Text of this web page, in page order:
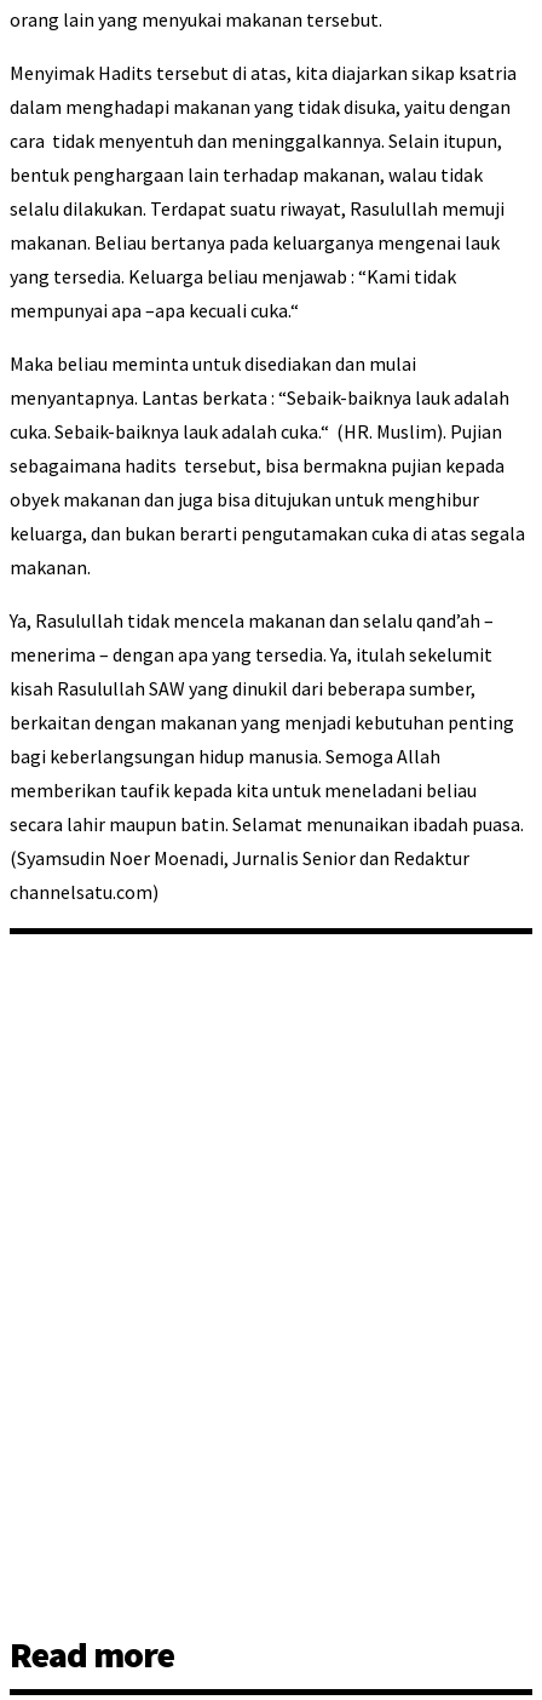
orang lain yang menyukai makanan tersebut.
Menyimak Hadits tersebut di atas, kita diajarkan sikap ksatria
dalam menghadapi makanan yang tidak disuka, yaitu dengan
cara tidak menyentuh dan meninggalkannya. Selain itupun,
bentuk penghargaan lain terhadap makanan, walau tidak
selalu dilakukan. Terdapat suatu riwayat, Rasulullah memuji
makanan. Beliau bertanya pada keluarganya mengenai lauk
yang tersedia. Keluarga beliau menjawab : “Kami tidak
mempunyai apa –apa kecuali cuka.“
Maka beliau meminta untuk disediakan dan mulai
menyantapnya. Lantas berkata : “Sebaik-baiknya lauk adalah
cuka. Sebaik-baiknya lauk adalah cuka.“ (HR. Muslim). Pujian
sebagaimana hadits tersebut, bisa bermakna pujian kepada
obyek makanan dan juga bisa ditujukan untuk menghibur
keluarga, dan bukan berarti pengutamakan cuka di atas segala
makanan.
Ya, Rasulullah tidak mencela makanan dan selalu qand’ah –
menerima – dengan apa yang tersedia. Ya, itulah sekelumit
kisah Rasulullah SAW yang dinukil dari beberapa sumber,
berkaitan dengan makanan yang menjadi kebutuhan penting
bagi keberlangsungan hidup manusia. Semoga Allah
memberikan taufik kepada kita untuk meneladani beliau
secara lahir maupun batin. Selamat menunaikan ibadah puasa.
(Syamsudin Noer Moenadi, Jurnalis Senior dan Redaktur
channelsatu.com)
Read more